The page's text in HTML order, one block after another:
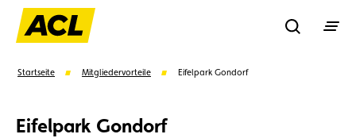
Rechercher
Startseite Mitgliedervorteile Eifelpark Gondorf
Eifelpark Gondorf